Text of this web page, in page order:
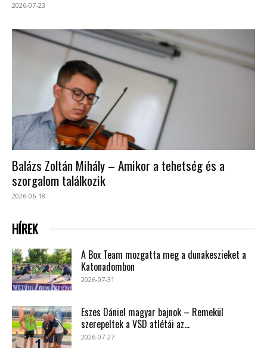
2026-07-23
Balázs Zoltán Mihály – Amikor a tehetség és a
szorgalom találkozik
2026-06-18
HÍREK
A Box Team mozgatta meg a dunakeszieket a
Katonadombon
2026-07-31
Eszes Dániel magyar bajnok – Remekül
szerepeltek a VSD atlétái az...
2026-07-27